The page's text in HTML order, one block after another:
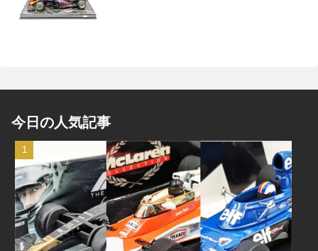
今日の人気記事